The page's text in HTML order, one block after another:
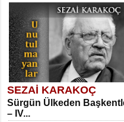
Vagon’da Bir Şairle...
SITKI CANEY
Oruçla Devrim ve
Meral Yağmur
Eski Bir Şiir...
SEZAİ KARAKOÇ
Sürgün Ülkeden
– IV...